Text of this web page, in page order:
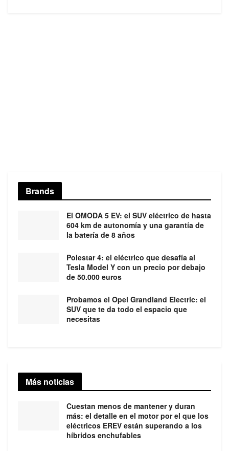
Brands
El OMODA 5 EV: el SUV eléctrico de hasta
604 km de autonomía y una garantía de
la batería de 8 años
Polestar 4: el eléctrico que desafía al
Tesla Model Y con un precio por debajo
de 50.000 euros
Probamos el Opel Grandland Electric: el
SUV que te da todo el espacio que
necesitas
Más noticias
Cuestan menos de mantener y duran
más: el detalle en el motor por el que los
eléctricos EREV están superando a los
híbridos enchufables